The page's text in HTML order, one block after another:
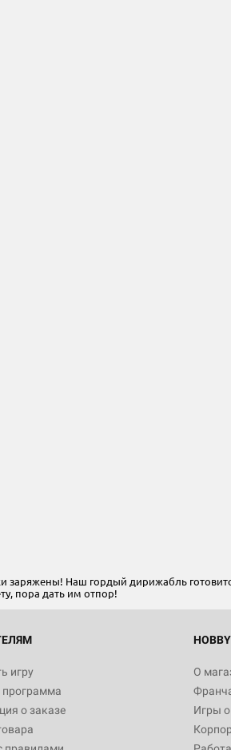
заряжены! Наш гордый дирижабль
пора дать им отпор!
игру
программа
о заказе
О
Игры